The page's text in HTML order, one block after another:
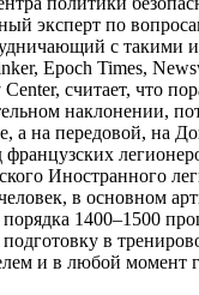
эксперт по
с такими
Epoch Times,
считает, что
наклонении,
а на передовой, на
французских
Иностранного
в основном
1400–1500
в
и в любой момент